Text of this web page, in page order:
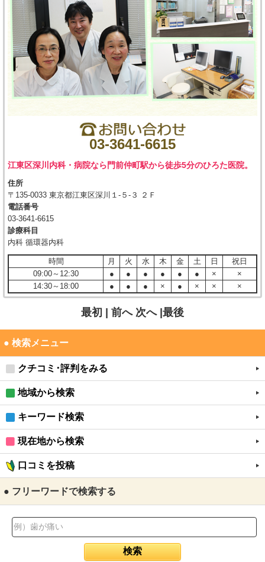
03-3641-6615
江東区深川内科・病院なら門前仲町駅から徒歩5分のひろた医院。
住所
〒135-0033 東京都江東区深川１-５-３ ２Ｆ
電話番号
03-3641-6615
診療科目
内科 循環器内科
時間 月 火 水 木 金 土 日
祝日
09:00～12:30
● ● ● ● ● ● ×
×
14:30～18:00
● ● ● × ● × × ×
最初 | 前へ 次へ|最後
● 検索メニュー
クチコミ･評判をみる
地域から検索
キーワード検索
現在地から検索
口コミを投稿
● フリーワードで検索する